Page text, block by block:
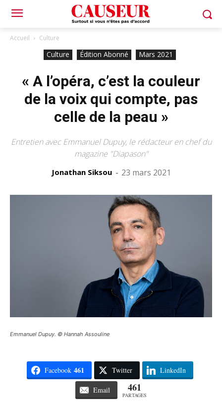
Accueil Culture
Culture Édition Abonné Mars 2021
« A l’opéra, c’est la couleur
de la voix qui compte, pas
celle de la peau »
Entretien avec Emmanuel Dupuy, le rédacteur en chef du
magazine "Diapason"
Jonathan Siksou - 23 mars 2021
Emmanuel Dupuy. © Hannah Assouline
Facebook 461 Twitter LinkedIn
Email 461
PARTAGES